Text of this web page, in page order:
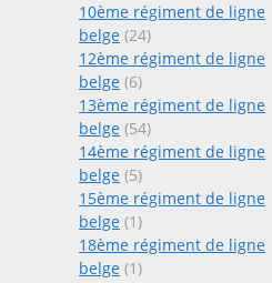
10ème régiment de ligne
belge (24)
12ème régiment de ligne
belge (6)
13ème régiment de ligne
belge (54)
14ème régiment de ligne
belge (5)
15ème régiment de ligne
belge (1)
18ème régiment de ligne
belge (1)